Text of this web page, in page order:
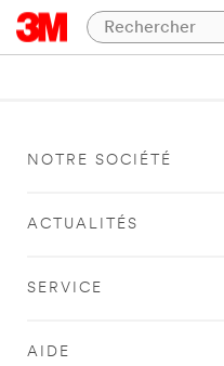
NOTRE SOCIÉTÉ
ACTUALITÉS
SERVICE
AIDE